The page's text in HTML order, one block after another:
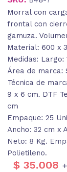
Morral con
frontal con
gamuza.
Material: 600 x
Medidas:
Área de marca:
Técnica de
9 x 6 cm. DTF
cm
Empaque: 25
Ancho: 32 cm x
Neto: 8 Kg.
Polietileno.
$ 35.008 +